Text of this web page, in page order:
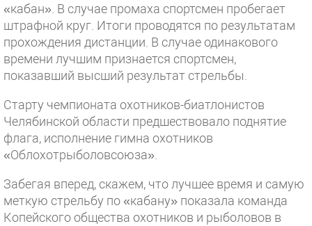
«кабан». В случае промаха спортсмен пробегает
штрафной круг. Итоги проводятся по результатам
прохождения дистанции. В случае одинакового
времени лучшим признается спортсмен,
показавший высший результат стрельбы.
Старту чемпионата охотников-биатлонистов
Челябинской области предшествовало поднятие
флага, исполнение гимна охотников
«Облохотрыболовсоюза».
Забегая вперед, скажем, что лучшее время и самую
меткую стрельбу по «кабану» показала команда
Копейского общества охотников и рыболовов в